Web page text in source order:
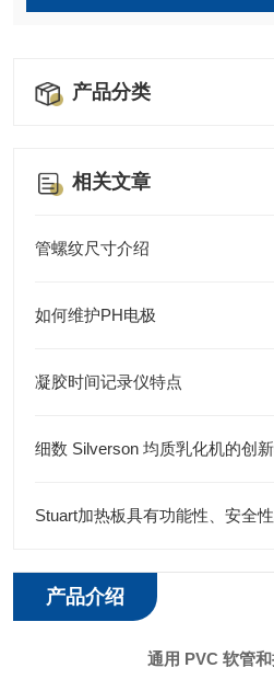
产品分类
相关文章
管螺纹尺寸介绍
如何维护PH电极
凝胶时间记录仪特点
细数 Silverson 均质乳化机的创
Stuart加热板具有功能性、安全
产品介绍
通用 PVC 软管